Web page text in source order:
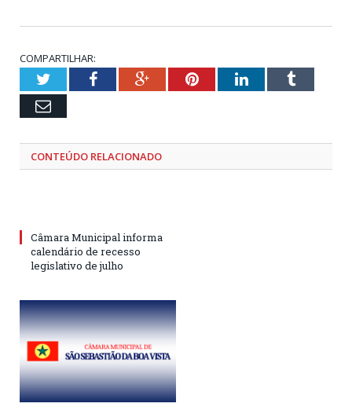
COMPARTILHAR:
TwitterFacebookGoogle+PinterestLinkedInTumblr
Email
CONTEÚDO RELACIONADO
Câmara Municipal informa
calendário de recesso
legislativo de julho